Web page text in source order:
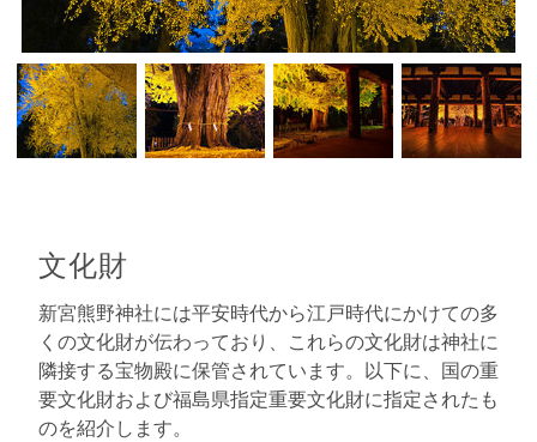
文化財
新宮熊野神社には平安時代から江戸時代にかけての多
くの文化財が伝わっており、これらの文化財は神社に
隣接する宝物殿に保管されています。以下に、国の重
要文化財および福島県指定重要文化財に指定されたも
のを紹介します。